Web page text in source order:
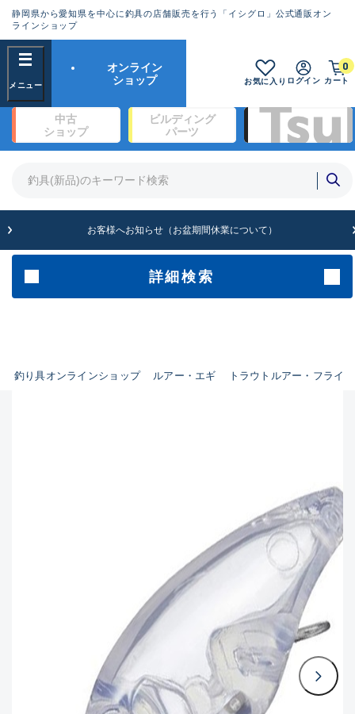
静岡県から愛知県を中心に釣具の店舗販売を行う「イシグロ」公式通販オン
ラインショップ
オンライン
ショップ
お気に入り ログイン カート
0
中古
ショップ
ビルディング
パーツ
お客様へお知らせ（お盆期間休業について）
詳細検索
釣り具オンラインショップ ルアー・エギ トラウトルアー・フライ
フリーワード
商品カテゴリ
リール・カスタムパーツ(342)
ライン・ハリス・道糸(761)
針・仕掛(319)
新商品(35)
この条件で検索する
ランクとは？
良
SA
新古品（メーカー問屋から仕入
れた未使用品）
※店頭展示時の置き傷が付いている
ものも含む
傷が極めて少ない極上品
使用感や傷のある一般的な中古
C-
かなり使用感があり、全体的に
目立つ傷が多い品
D
著しく状態が悪いが使用はでき
るもの、改造品も含む